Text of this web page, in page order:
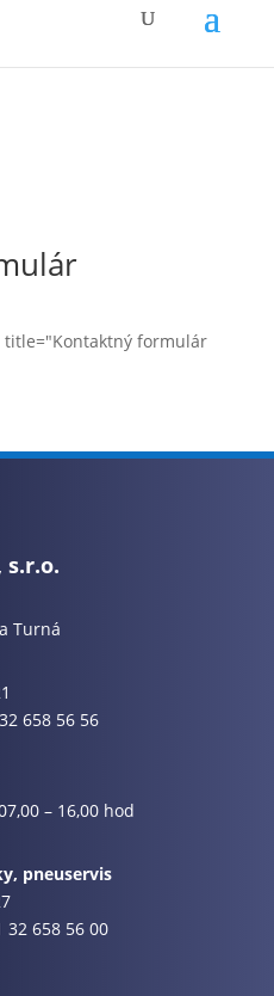
formulár
s.r.o.
Turná
658 56 56
– 16,00 hod
pneuservis
32 658 56 00